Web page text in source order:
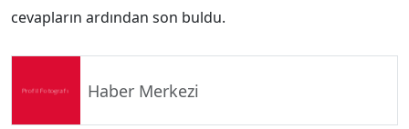
cevapların ardından son buldu.
Haber Merkezi